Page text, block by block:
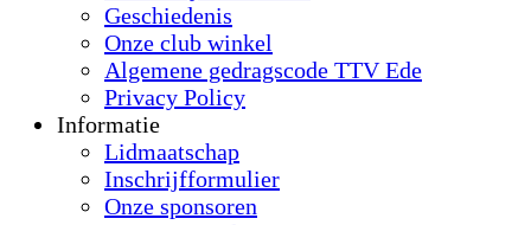
Geschiedenis
Onze club winkel
Algemene gedragscode TTV Ede
Privacy Policy
Informatie
Lidmaatschap
Inschrijfformulier
Onze sponsoren